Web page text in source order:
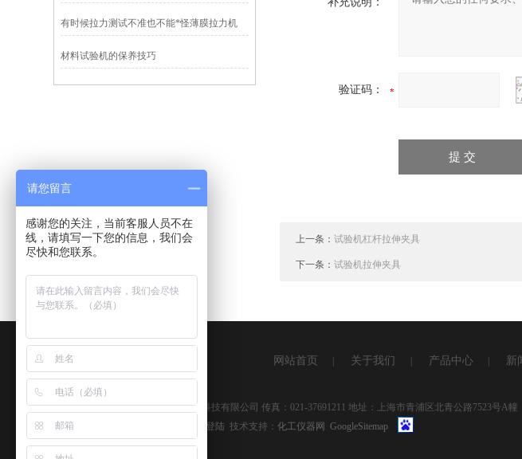
有时候拉力测试不准也不能*怪薄膜拉力机
材料试验机的保养技巧
验证码：
上一条：试验机杠杆拉伸夹具
下一条：试验机拉伸夹具
网站首页 关于我们 产品中心 新
版权所有 © 2026 上海湘杰仪器仪表科技有限公司 传真：021-37691211 地址：上海市青浦区北青公路7523号A幢
备案号：
管理登陆 技术支持：化工仪器网 GoogleSitemap
请您留言
感谢您的关注，当前客服人员不在
线，请填写一下您的信息，我们会
尽快和您联系。